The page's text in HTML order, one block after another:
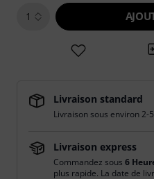
1
Livraison standard
Livraison sous environ 2-
Livraison express
Commandez sous 6
plus rapide. La date de